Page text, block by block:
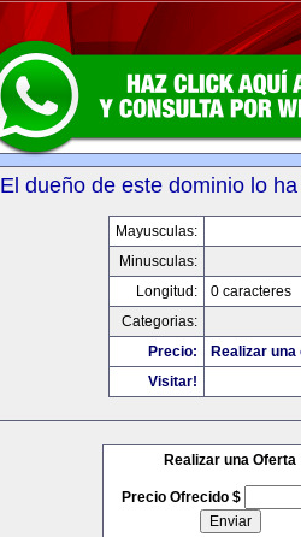
El dueño de este dominio lo
Mayusculas:
Minusculas:
Longitud:
0 caracteres
Categorias:
Precio:
Realizar
Visitar!
Realizar una Oferta
Precio Ofrecido $